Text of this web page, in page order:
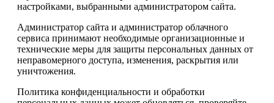
настройками, выбранными администратором сайта.
Администратор сайта и администратор облачного
сервиса принимают необходимые организационные и
технические меры для защиты персональных данных от
неправомерного доступа, изменения, раскрытия или
уничтожения.
Политика конфиденциальности и обработки